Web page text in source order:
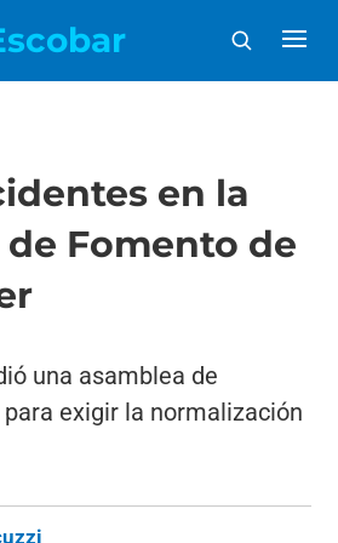
en la
Fomento de
una asamblea de
exigir la normalización